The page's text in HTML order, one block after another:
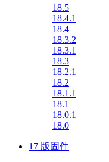
18.5
18.4.1
18.4
18.3.2
18.3.1
18.3
18.2.1
18.2
18.1.1
18.1
18.0.1
18.0
17 版固件